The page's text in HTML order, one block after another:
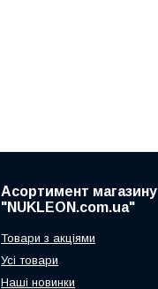
Асортимент магазину
"NUKLEON.com.ua"
Товари з акціями
Усі товари
Наші новинки